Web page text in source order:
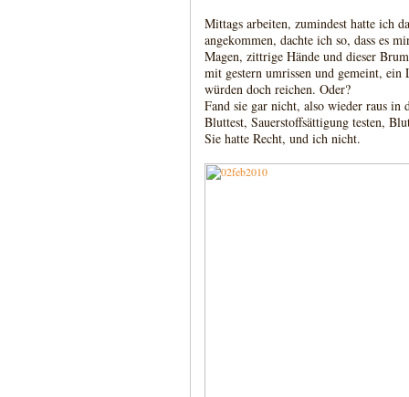
Mittags arbeiten, zumindest hatte ich
angekommen, dachte ich so, dass es
Magen, zittrige Hände und dieser
mit gestern umrissen und gemeint,
würden doch reichen. Oder?
Fand sie gar nicht, also wieder raus in
Bluttest, Sauerstoffsättigung testen,
Sie hatte Recht, und ich nicht.